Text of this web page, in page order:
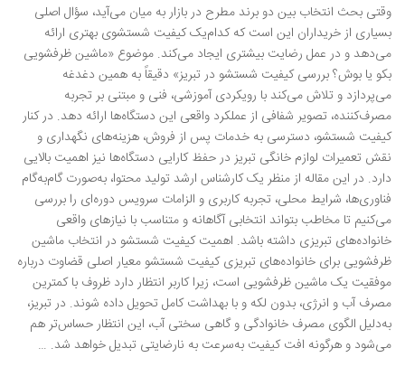
وقتی بحث انتخاب بین دو برند مطرح در بازار به میان می‌آید، سؤال اصلی
بسیاری از خریداران این است که کدام‌یک کیفیت شستشوی بهتری ارائه
می‌دهد و در عمل رضایت بیشتری ایجاد می‌کند. موضوع «ماشین ظرفشویی
بکو یا بوش؟ بررسی کیفیت شستشو در تبریز» دقیقاً به همین دغدغه
می‌پردازد و تلاش می‌کند با رویکردی آموزشی، فنی و مبتنی بر تجربه
مصرف‌کننده، تصویر شفافی از عملکرد واقعی این دستگاه‌ها ارائه دهد. در کنار
کیفیت شستشو، دسترسی به خدمات پس از فروش، هزینه‌های نگهداری و
نقش تعمیرات لوازم خانگی تبریز در حفظ کارایی دستگاه‌ها نیز اهمیت بالایی
دارد. در این مقاله از منظر یک کارشناس ارشد تولید محتوا، به‌صورت گام‌به‌گام
فناوری‌ها، شرایط محلی، تجربه کاربری و الزامات سرویس دوره‌ای را بررسی
می‌کنیم تا مخاطب بتواند انتخابی آگاهانه و متناسب با نیازهای واقعی
خانواده‌های تبریزی داشته باشد. اهمیت کیفیت شستشو در انتخاب ماشین
ظرفشویی برای خانواده‌های تبریزی کیفیت شستشو معیار اصلی قضاوت درباره
موفقیت یک ماشین ظرفشویی است، زیرا کاربر انتظار دارد ظروف با کمترین
مصرف آب و انرژی، بدون لکه و با بهداشت کامل تحویل داده شوند. در تبریز،
به‌دلیل الگوی مصرف خانوادگی و گاهی سختی آب، این انتظار حساس‌تر هم
می‌شود و هرگونه افت کیفیت به‌سرعت به نارضایتی تبدیل خواهد شد. …